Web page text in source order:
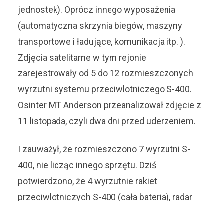
jednostek). Oprócz innego wyposażenia
(automatyczna skrzynia biegów, maszyny
transportowe i ładujące, komunikacja itp. ).
Zdjęcia satelitarne w tym rejonie
zarejestrowały od 5 do 12 rozmieszczonych
wyrzutni systemu przeciwlotniczego S-400.
Osinter MT Anderson przeanalizował zdjęcie z
11 listopada, czyli dwa dni przed uderzeniem.
I zauważył, że rozmieszczono 7 wyrzutni S-
400, nie licząc innego sprzętu. Dziś
potwierdzono, że 4 wyrzutnie rakiet
przeciwlotniczych S-400 (cała bateria), radar